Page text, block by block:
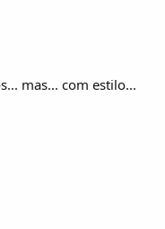
mas... com estilo...